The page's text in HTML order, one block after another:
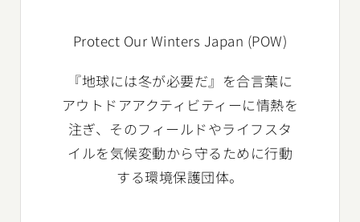
Protect Our Winters Japan (POW)
『地球には冬が必要だ』を合言葉に
アウトドアアクティビティーに情熱を
注ぎ、そのフィールドやライフスタ
イルを気候変動から守るために行動
する環境保護団体。